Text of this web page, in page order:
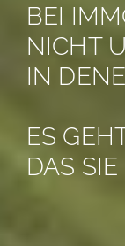
BEI
NICHT
IN
ES
DAS